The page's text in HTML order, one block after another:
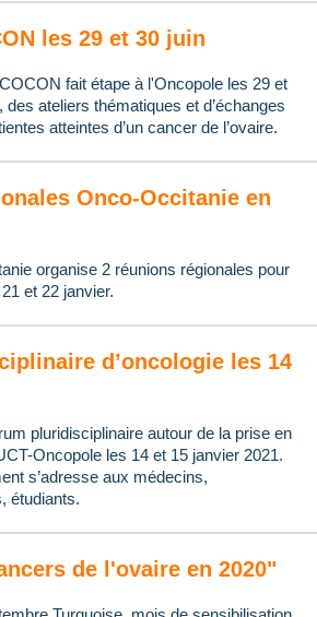
les 29 et 30 juin
fait étape à l'Oncopole les 29 et
ateliers thématiques et d’échanges
atteintes d’un cancer de l’ovaire.
Onco-Occitanie en
organise 2 réunions régionales pour
et 22 janvier.
d’oncologie les 14
pluridisciplinaire autour de la prise en
Oncopole les 14 et 15 janvier 2021.
s’adresse aux médecins,
étudiants.
de l'ovaire en 2020"